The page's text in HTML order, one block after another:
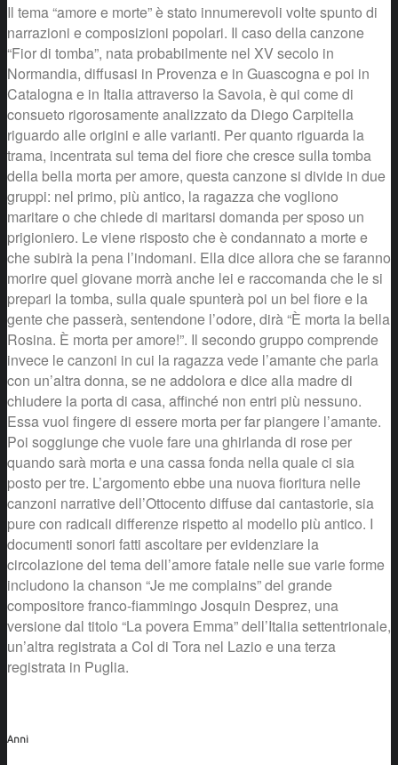
Il tema “amore e morte” è stato innumerevoli volte spunto di
narrazioni e composizioni popolari. Il caso della canzone
“Fior di tomba”, nata probabilmente nel XV secolo in
Normandia, diffusasi in Provenza e in Guascogna e poi in
Catalogna e in Italia attraverso la Savoia, è qui come di
consueto rigorosamente analizzato da Diego Carpitella
riguardo alle origini e alle varianti. Per quanto riguarda la
trama, incentrata sul tema del fiore che cresce sulla tomba
della bella morta per amore, questa canzone si divide in due
gruppi: nel primo, più antico, la ragazza che vogliono
maritare o che chiede di maritarsi domanda per sposo un
prigioniero. Le viene risposto che è condannato a morte e
che subirà la pena l’indomani. Ella dice allora che se faranno
morire quel giovane morrà anche lei e raccomanda che le si
prepari la tomba, sulla quale spunterà poi un bel fiore e la
gente che passerà, sentendone l’odore, dirà “È morta la bella
Rosina. È morta per amore!”. Il secondo gruppo comprende
invece le canzoni in cui la ragazza vede l’amante che parla
con un’altra donna, se ne addolora e dice alla madre di
chiudere la porta di casa, affinché non entri più nessuno.
Essa vuol fingere di essere morta per far piangere l’amante.
Poi soggiunge che vuole fare una ghirlanda di rose per
quando sarà morta e una cassa fonda nella quale ci sia
posto per tre. L’argomento ebbe una nuova fioritura nelle
canzoni narrative dell’Ottocento diffuse dai cantastorie, sia
pure con radicali differenze rispetto al modello più antico. I
documenti sonori fatti ascoltare per evidenziare la
circolazione del tema dell’amore fatale nelle sue varie forme
includono la chanson “Je me complains” del grande
compositore franco-fiammingo Josquin Desprez, una
versione dal titolo “La povera Emma” dell’Italia settentrionale,
un’altra registrata a Col di Tora nel Lazio e una terza
registrata in Puglia.
Anni